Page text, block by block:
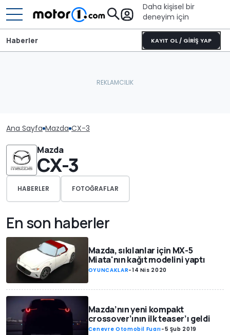
Daha kişisel bir
deneyim için
KAYIT OL / GİRİŞ YAP
Haberler
Ana Sayfa Mazda CX-3
Mazda
CX-3
HABERLER FOTOĞRAFLAR
En son haberler
Mazda, sıkılanlar için MX-5
Miata'nın kağıt modelini yaptı
OYUNCAKLAR-14 Nis 2020
Mazda’nın yeni kompakt
crossover’ının ilk teaser’ı geldi
Cenevre Otomobil Fuarı-5 Şub 2019